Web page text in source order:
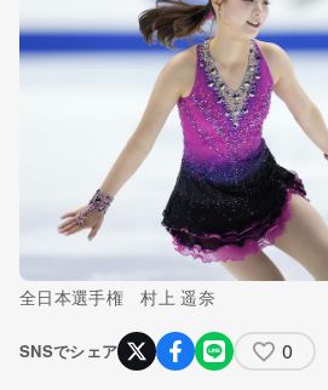
全日本選手権 村上 遥奈
SNSでシェア 0